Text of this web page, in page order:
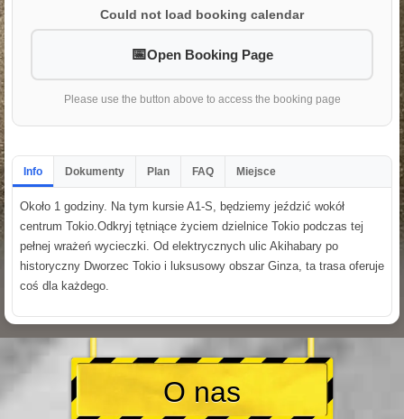
Could not load booking calendar
Open Booking Page
Please use the button above to access the booking page
Info Dokumenty Plan FAQ Miejsce
Około 1 godziny. Na tym kursie A1-S, będziemy jeździć wokół
centrum Tokio.Odkryj tętniące życiem dzielnice Tokio podczas tej
pełnej wrażeń wycieczki. Od elektrycznych ulic Akihabary po
historyczny Dworzec Tokio i luksusowy obszar Ginza, ta trasa oferuje
coś dla każdego.
O nas